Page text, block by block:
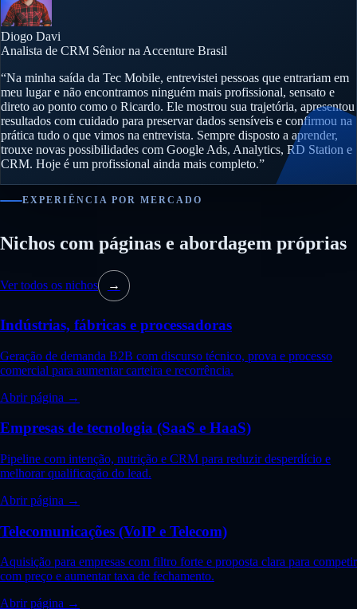
Diogo Davi
Analista de CRM Sênior na Accenture Brasil
“Na minha saída da Tec Mobile, entrevistei pessoas que entrariam em
meu lugar e não encontramos ninguém mais profissional, sensato e
direto ao ponto como o Ricardo. Ele mostrou sua trajetória, apresentou
resultados com cuidado para preservar dados sensíveis e confirmou na
prática tudo o que vimos na entrevista. Sempre disposto a aprender,
trouxe novas possibilidades com Google Ads, Analytics, RD Station e
CRM. Hoje é um profissional ainda mais completo.”
EXPERIÊNCIA POR MERCADO
Nichos com páginas e abordagem próprias
Ver todos os nichos →
Indústrias, fábricas e processadoras
Geração de demanda B2B com discurso técnico, prova e processo
comercial para aumentar carteira e recorrência.
Abrir página →
Empresas de tecnologia (SaaS e HaaS)
Pipeline com intenção, nutrição e CRM para reduzir desperdício e
melhorar qualificação do lead.
Abrir página →
Telecomunicações (VoIP e Telecom)
Aquisição para empresas com filtro forte e proposta clara para competir
com preço e aumentar taxa de fechamento.
Abrir página →